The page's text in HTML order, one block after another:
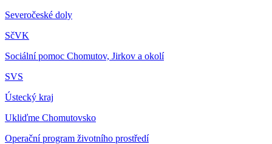
Severočeské doly
SčVK
Sociální pomoc Chomutov, Jirkov a okolí
SVS
Ústecký kraj
Ukliďme Chomutovsko
Operační program životního prostředí